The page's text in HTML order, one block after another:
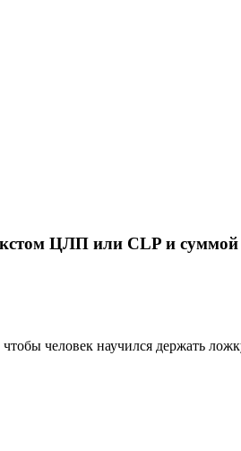
ЦЛП или CLP и
человек научился держать